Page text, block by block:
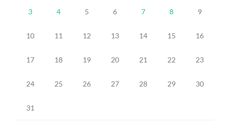
3 4 5 6 7 8 9
10 11 12 13 14 15 16
17 18 19 20 21 22 23
24 25 26 27 28 29 30
31